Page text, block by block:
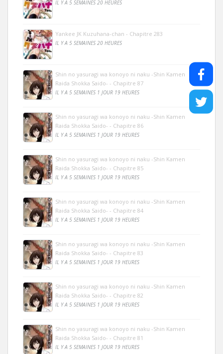
IL Y A 5 SEMAINES 20 HEURES
Yankee JK Kuzuhana-chan - Chapitre 283
IL Y A 5 SEMAINES 20 HEURES
Shin no yasuragi wa konoyo ni naku -Shin Kamen
Raida Shokka Saido- - Chapitre 87
IL Y A 5 SEMAINES 1 JOUR 19 HEURES
Shin no yasuragi wa konoyo ni naku -Shin Kamen
Raida Shokka Saido- - Chapitre 86
IL Y A 5 SEMAINES 1 JOUR 19 HEURES
Shin no yasuragi wa konoyo ni naku -Shin Kamen
Raida Shokka Saido- - Chapitre 85
IL Y A 5 SEMAINES 1 JOUR 19 HEURES
Shin no yasuragi wa konoyo ni naku -Shin Kamen
Raida Shokka Saido- - Chapitre 84
IL Y A 5 SEMAINES 1 JOUR 19 HEURES
Shin no yasuragi wa konoyo ni naku -Shin Kamen
Raida Shokka Saido- - Chapitre 83
IL Y A 5 SEMAINES 1 JOUR 19 HEURES
Shin no yasuragi wa konoyo ni naku -Shin Kamen
Raida Shokka Saido- - Chapitre 82
IL Y A 5 SEMAINES 1 JOUR 19 HEURES
Shin no yasuragi wa konoyo ni naku -Shin Kamen
Raida Shokka Saido- - Chapitre 81
IL Y A 5 SEMAINES 1 JOUR 19 HEURES